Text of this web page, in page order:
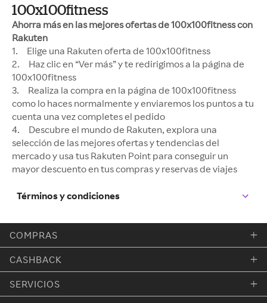
100x100fitness
Ahorra más en las mejores ofertas de 100x100fitness con
Rakuten
1. Elige una Rakuten oferta de 100x100fitness
2. Haz clic en “Ver más” y te redirigimos a la página de
100x100fitness
3. Realiza la compra en la página de 100x100fitness
como lo haces normalmente y enviaremos los puntos a tu
cuenta una vez completes el pedido
4. Descubre el mundo de Rakuten, explora una
selección de las mejores ofertas y tendencias del
mercado y usa tus Rakuten Point para conseguir un
mayor descuento en tus compras y reservas de viajes
Términos y condiciones
COMPRAS
CASHBACK
SERVICIOS